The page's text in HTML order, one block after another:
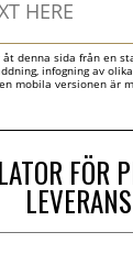
åt denna sida från en
infogning av
mobila versionen är
FÖR